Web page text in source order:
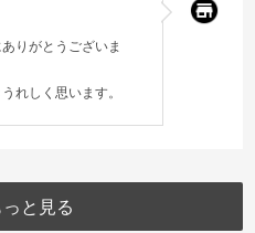
りがとうございま
れしく思います。
っと見る